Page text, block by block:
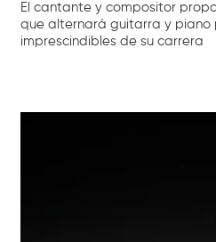
El cantante y compositor
que alternará guitarra y
imprescindibles de su carrera